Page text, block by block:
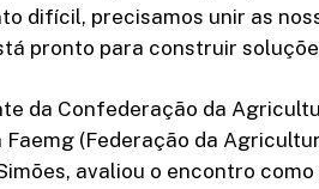
difícil, precisamos unir as
pronto para construir
da Confederação da
(Federação da
avaliou o encontro